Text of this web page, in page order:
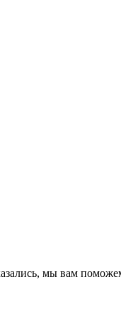
мы вам